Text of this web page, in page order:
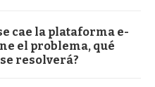
cae la plataforma e-
el problema, qué
resolverá?